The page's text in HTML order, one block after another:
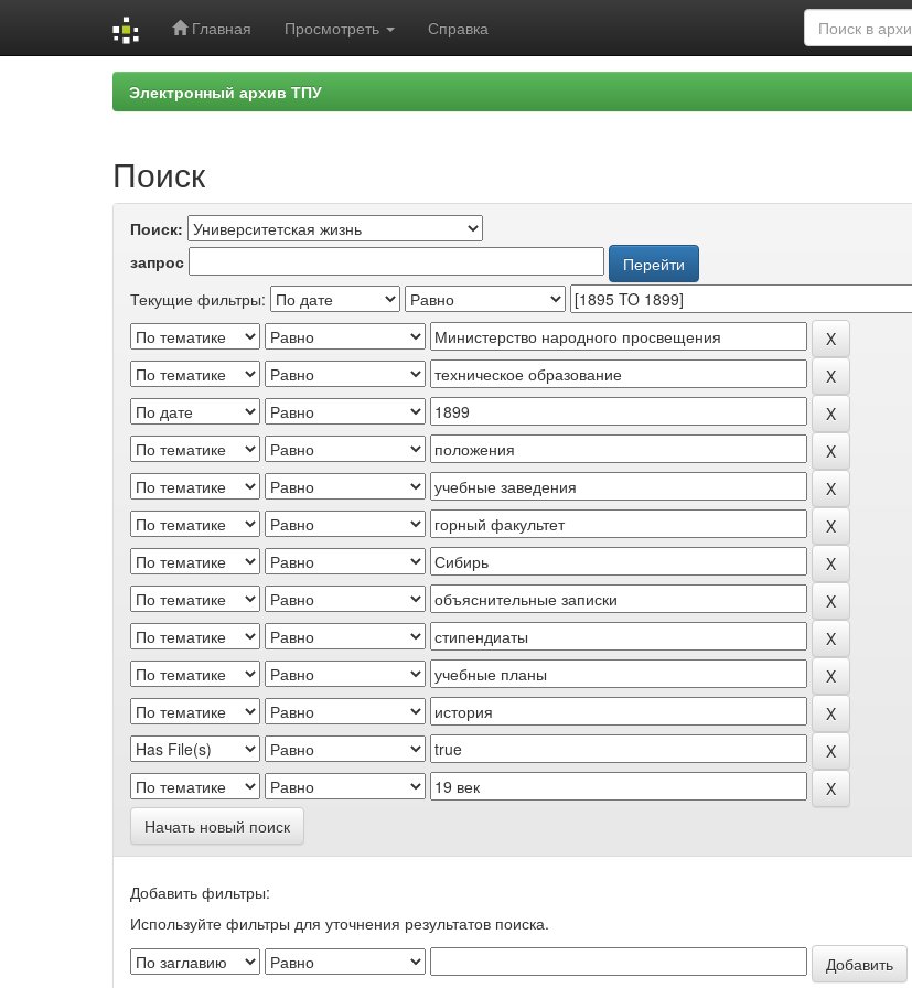
Главная Просмотреть Справка
Электронный архив ТПУ
Поиск
Поиск:
запрос
Текущие фильтры:
Начать новый поиск
Добавить фильтры:
Используйте фильтры для уточнения результатов поиска.